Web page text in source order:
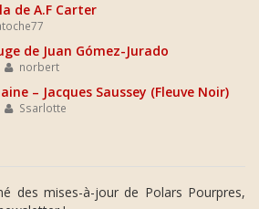
de A.F Carter
de Juan Gómez-Jurado
norbert
– Jacques Saussey (Fleuve Noir)
Ssarlotte
des mises-à-jour de Polars Pourpres,